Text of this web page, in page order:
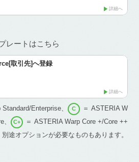
詳細へ
レートはこちら
取引先]へ登録
詳細へ
Enterprise、 C
＝ ASTERIA W
、
C+
＝ ASTERIA Warp Core +/Core ++
途オプションが必要なものもあります。